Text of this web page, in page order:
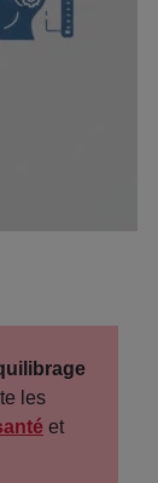
les
et